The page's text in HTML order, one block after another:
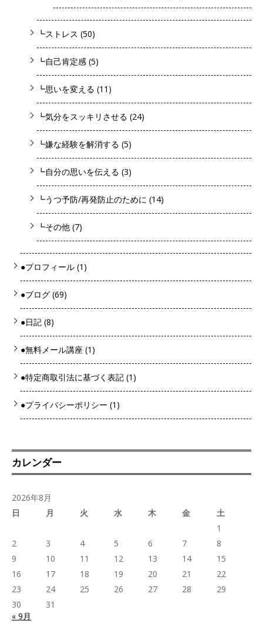
┗ストレス (50)
┗自己肯定感 (5)
┗思いを変える (11)
┗気分をスッキリさせる (24)
┗嫌な経験を解消する (5)
┗自分の思いを伝える (3)
┗うつ予防/再発防止のために (14)
┗その他 (7)
●プロフィール (1)
●ブログ (69)
●日記 (8)
●無料メール講座 (1)
●特定商取引法に基づく表記 (1)
●プライバシーポリシー (1)
カレンダー
2026年8月
日
月 火 水 木 金
土
1
2
3 4 5 6 7
8
9
10 11 12 13 14
15
16
17 18 19 20 21
22
23
24 25 26 27 28
29
30
31
« 9月